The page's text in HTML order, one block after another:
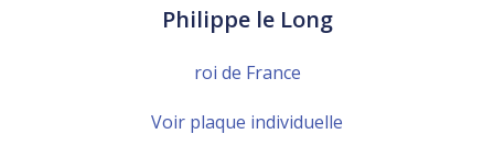
Philippe le Long
roi de France
Voir plaque individuelle